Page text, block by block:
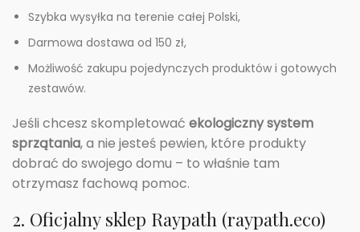
Szybka wysyłka na terenie całej Polski,
Darmowa dostawa od 150 zł,
Możliwość zakupu pojedynczych produktów i gotowych
zestawów.
Jeśli chcesz skompletować ekologiczny system
sprzątania, a nie jesteś pewien, które produkty
dobrać do swojego domu – to właśnie tam
otrzymasz fachową pomoc.
2. Oficjalny sklep Raypath (raypath.eco)